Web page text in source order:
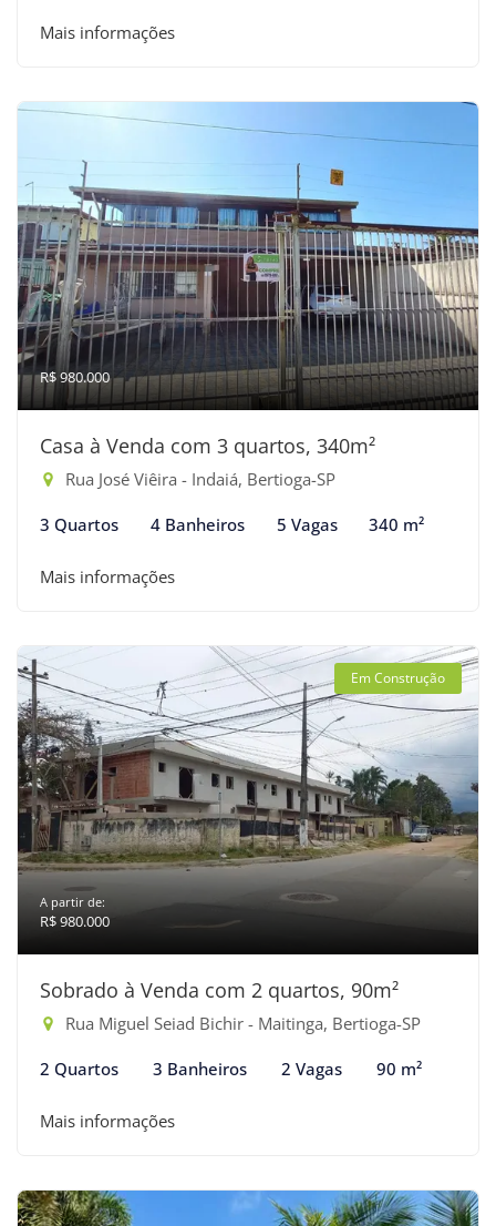
Mais informações
R$ 980.000
Casa à Venda com 3 quartos, 340m²
Rua José Viêira - Indaiá, Bertioga-SP
3 Quartos 4 Banheiros 5 Vagas 340 m²
Mais informações
Em Construção
A partir de:
R$ 980.000
Sobrado à Venda com 2 quartos, 90m²
Rua Miguel Seiad Bichir - Maitinga, Bertioga-SP
2 Quartos 3 Banheiros 2 Vagas 90 m²
Mais informações